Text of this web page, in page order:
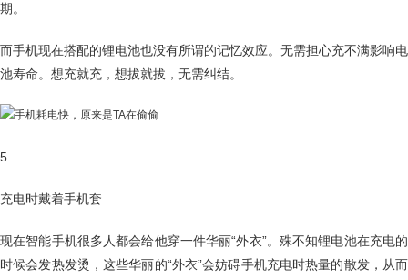
期。
而手机现在搭配的锂电池也没有所谓的记忆效应。无需担心充不满影响电
池寿命。想充就充，想拔就拔，无需纠结。
5
充电时戴着手机套
现在智能手机很多人都会给他穿一件华丽“外衣”。殊不知锂电池在充电的
时候会发热发烫，这些华丽的“外衣”会妨碍手机充电时热量的散发，从而